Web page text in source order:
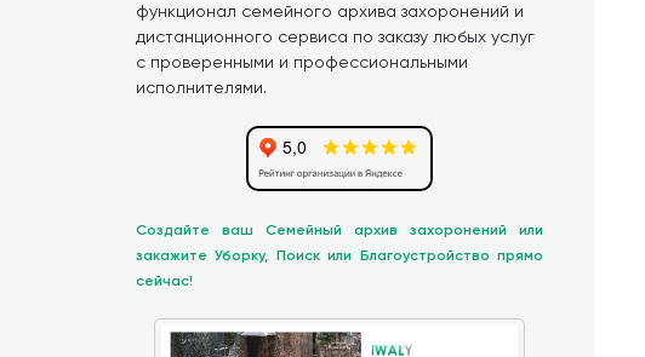
функционал семейного архива захоронений и
дистанционного сервиса по заказу любых услуг
с проверенными и профессиональными
исполнителями.
Создайте ваш Семейный архив захоронений или
закажите Уборку, Поиск или Благоустройство прямо
сейчас!